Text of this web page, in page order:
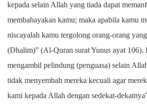
kepada selain Allah yang tiada dapat
membahayakan kamu; maka apabila kamu
niscayalah kamu tergolong orang-orang
(Dhalim)” (Al-Quran surat Yunus ayat 106).
mengambil pelindung (penguasa) selain
tidak menyembah mereka kecuali agar
kami kepada Allah dengan sedekat-